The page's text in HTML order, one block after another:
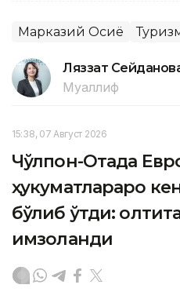
Марказий Осиё
Ляззат
Муаллиф
15:38, 07 Август 2026
Чўлпон-Отада
ҳукуматлараро
бўлиб ўтди:
имзоланди